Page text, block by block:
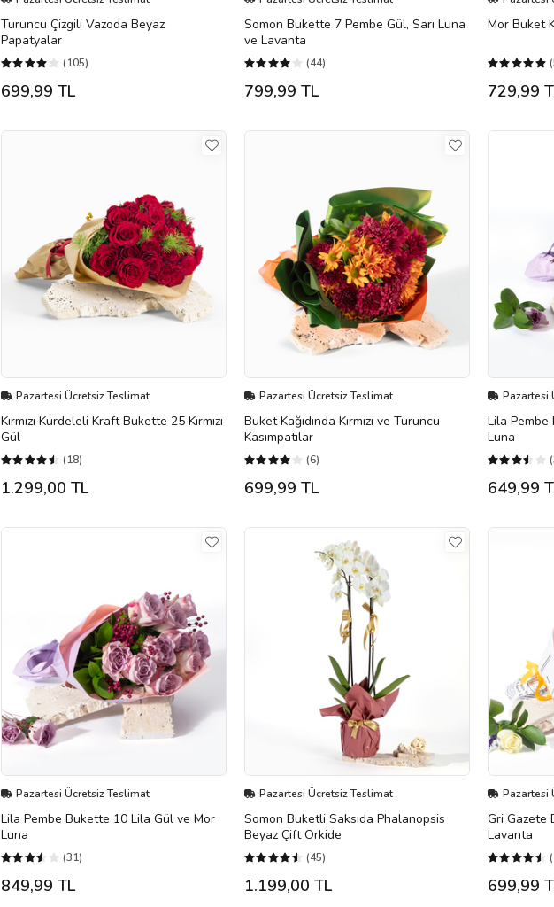
Turuncu Çizgili Vazoda Beyaz
Papatyalar
(105)
699,99 TL
Somon Bukette 7 Pembe Gül, Sarı Luna
ve Lavanta
(44)
799,99 TL
Mor Buket
729,99
Pazartesi Ücretsiz Teslimat
Kırmızı Kurdeleli Kraft Bukette 25 Kırmızı
Gül
(18)
1.299,00 TL
Pazartesi Ücretsiz Teslimat
Buket Kağıdında Kırmızı ve Turuncu
Kasımpatılar
(6)
699,99 TL
Pazartesi
Lila
Luna
649,99
Pazartesi Ücretsiz Teslimat
Lila Pembe Bukette 10 Lila Gül ve Mor
Luna
(31)
849,99 TL
Pazartesi Ücretsiz Teslimat
Somon Buketli Saksıda Phalanopsis
Beyaz Çift Orkide
(45)
1.199,00 TL
Pazartesi
Gri Gazete
Lavanta
699,99